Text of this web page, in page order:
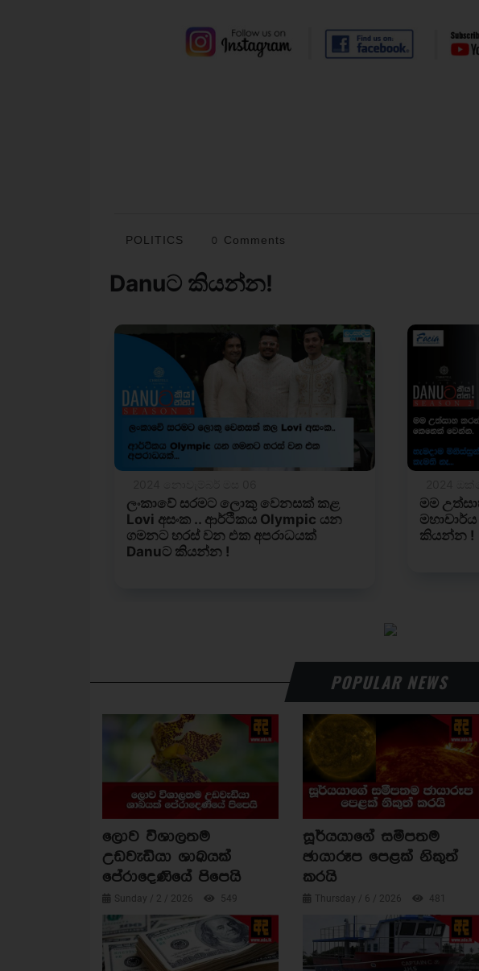
POLITICS 0 Comments
POPULAR NEWS
ලොව විශාලතම
උඩවැඩියා ශාඛයක්
පේරාදෙණියේ පිපෙයි
Sunday / 2 / 2026 549
සූර්යයාගේ සමීපතම
ඡායාරූප පෙළක් නිකුත්
කරයි
Thursday / 6 / 2026 481